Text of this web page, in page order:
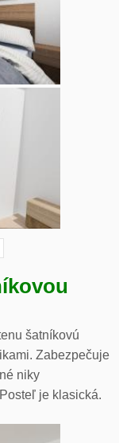
šatníkovú
Zabezpečuje
niky
je klasická.